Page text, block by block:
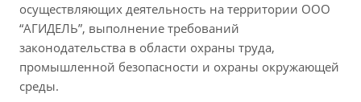
осуществляющих деятельность на территории ООО
“АГИДЕЛЬ”, выполнение требований
законодательства в области охраны труда,
промышленной безопасности и охраны окружающей
среды.